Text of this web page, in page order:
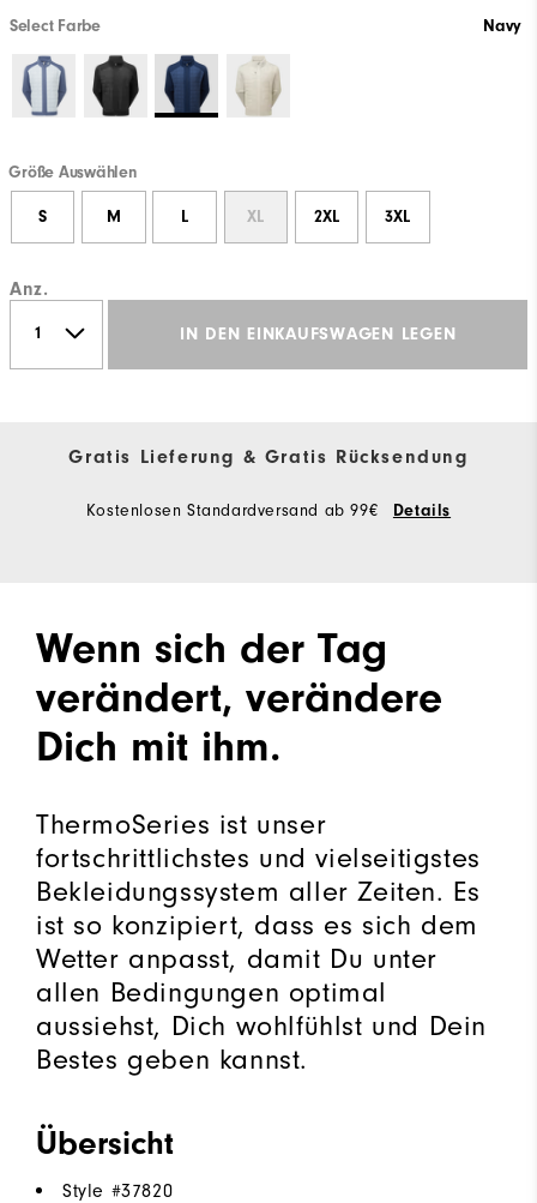
Select Farbe Navy
Größe Auswählen
S M L XL 2XL 3XL
Anz.
IN DEN EINKAUFSWAGEN LEGEN
Gratis Lieferung & Gratis Rücksendung
Kostenlosen Standardversand ab 99€ Details
Wenn sich der Tag
verändert, verändere
Dich mit ihm.
ThermoSeries ist unser
fortschrittlichstes und vielseitigstes
Bekleidungssystem aller Zeiten. Es
ist so konzipiert, dass es sich dem
Wetter anpasst, damit Du unter
allen Bedingungen optimal
aussiehst, Dich wohlfühlst und Dein
Bestes geben kannst.
Übersicht
Style #37820